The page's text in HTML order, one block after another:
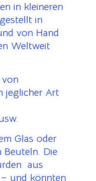
in kleineren
in
von Hand
Weltweit
jeglicher Art
Glas oder
Beuteln. Die
aus
und könnten